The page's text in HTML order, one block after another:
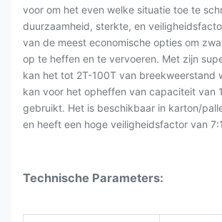
voor om het even welke situatie toe te
duurzaamheid, sterkte, en
van de meest economische opties om
op te heffen en te vervoeren. Met zijn
kan het tot 2T-100T van breekweerstand
kan voor het opheffen van capaciteit van
gebruikt. Het is beschikbaar in karton/
en heeft een hoge veiligheidsfactor van
Technische Parameters: